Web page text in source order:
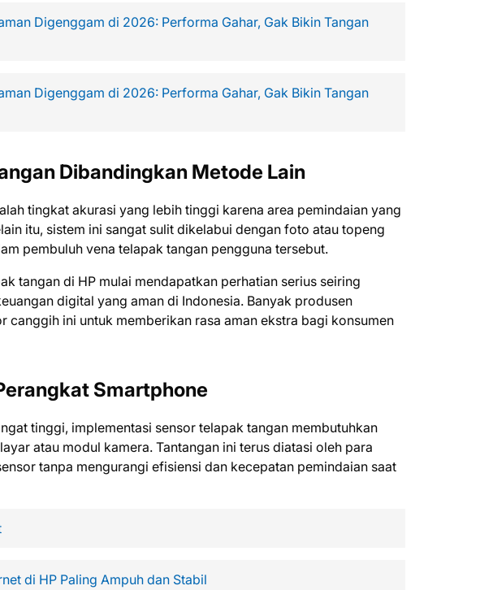
Digenggam di 2026: Performa Gahar, Gak Bikin Tangan
Digenggam di 2026: Performa Gahar, Gak Bikin Tangan
Dibandingkan Metode Lain
tingkat akurasi yang lebih tinggi karena area pemindaian yang
itu, sistem ini sangat sulit dikelabui dengan foto atau topeng
pembuluh vena telapak tangan pengguna tersebut.
tangan di HP mulai mendapatkan perhatian serius seiring
digital yang aman di Indonesia. Banyak produsen
canggih ini untuk memberikan rasa aman ekstra bagi konsumen
Smartphone
tinggi, implementasi sensor telapak tangan membutuhkan
atau modul kamera. Tantangan ini terus diatasi oleh para
tanpa mengurangi efisiensi dan kecepatan pemindaian saat
di HP Paling Ampuh dan Stabil